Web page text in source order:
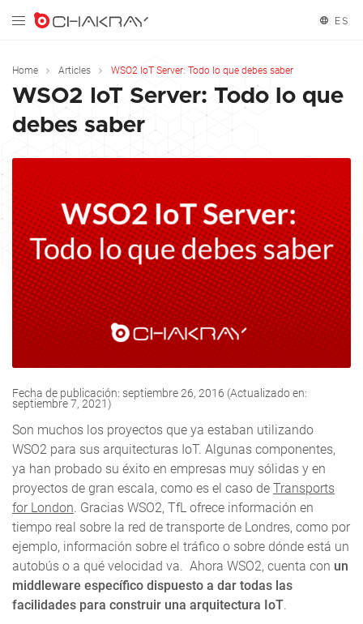
ES
Home Articles WSO2 IoT Server: Todo lo que debes saber
WSO2 IoT Server: Todo lo que
debes saber
Fecha de publicación: septiembre 26, 2016 (Actualizado en:
septiembre 7, 2021)
Son muchos los proyectos que ya estaban utilizando
WSO2 para sus arquitecturas IoT. Algunas componentes,
ya han probado su éxito en empresas muy sólidas y en
proyectos de gran escala, como es el caso de Transports
for London. Gracias WSO2, TfL ofrece información en
tiempo real sobre la red de transporte de Londres, como por
ejemplo, información sobre el tráfico o sobre dónde está un
autobús o a qué velocidad va. Ahora WSO2, cuenta con un
middleware específico dispuesto a dar todas las
facilidades para construir una arquitectura IoT.